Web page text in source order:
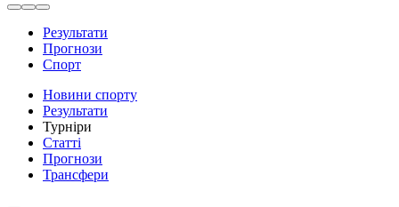
Результати
Прогнози
Спорт
Новини спорту
Результати
Турніри
Статті
Прогнози
Трансфери